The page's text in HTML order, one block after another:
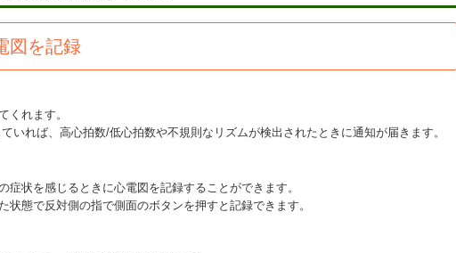
図を記録
くれます。
いれば、高心拍数/低心拍数や不規則なリズムが検出されたときに通知が届きます。
症状を感じるときに心電図を記録することができます。
状態で反対側の指で側面のボタンを押すと記録できます。